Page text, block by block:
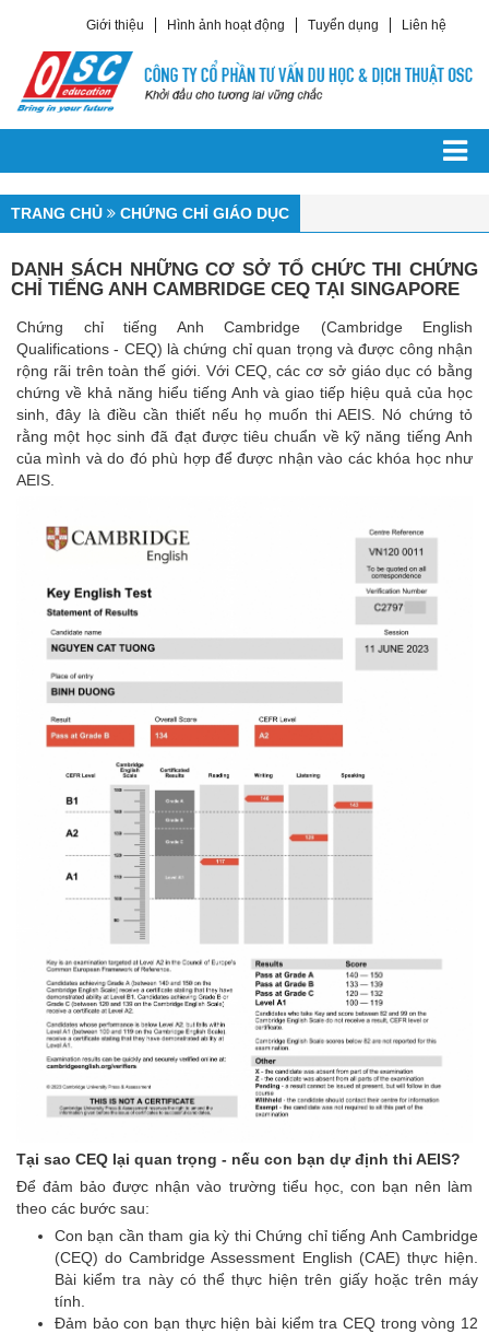
Giới thiệu Hình ảnh hoạt động Tuyển dụng Liên hệ
TRANG CHỦ CHỨNG CHỈ GIÁO DỤC
DANH SÁCH NHỮNG CƠ SỞ TỔ CHỨC THI CHỨNG
CHỈ TIẾNG ANH CAMBRIDGE CEQ TẠI SINGAPORE
Chứng chỉ tiếng Anh Cambridge (Cambridge English
Qualifications - CEQ) là chứng chỉ quan trọng và được công nhận
rộng rãi trên toàn thế giới. Với CEQ, các cơ sở giáo dục có bằng
chứng về khả năng hiểu tiếng Anh và giao tiếp hiệu quả của học
sinh, đây là điều cần thiết nếu họ muốn thi AEIS. Nó chứng tỏ
rằng một học sinh đã đạt được tiêu chuẩn về kỹ năng tiếng Anh
của mình và do đó phù hợp để được nhận vào các khóa học như
AEIS.
Tại sao CEQ lại quan trọng - nếu con bạn dự định thi AEIS?
Để đảm bảo được nhận vào trường tiểu học, con bạn nên làm
theo các bước sau:
Con bạn cần tham gia kỳ thi Chứng chỉ tiếng Anh Cambridge
(CEQ) do Cambridge Assessment English (CAE) thực hiện.
Bài kiểm tra này có thể thực hiện trên giấy hoặc trên máy
tính.
Đảm bảo con bạn thực hiện bài kiểm tra CEQ trong vòng 12
TRANG CHỦ
Du Học Châu Á
Du Học Hàn Quốc
Du Học Trung Quốc
Du Học Philippines
Du Học Đài Loan
Du Học Nhật Bản
Du Học Châu Âu
Du Học Ailen
Du Học Hà Lan
Du Học Pháp
Du Học Đan Mạch
Du Học Anh
Du Học Châu Phi
Du Học Nam Phi
Du Học Châu Úc
Du Học Newzealand
Du Học Úc
Du Học Châu Mỹ
Du Học Canada
Du Học Mỹ
LUYỆN THI CÔNG LẬP
SINGAPORE
Học Mẫu Giáo
Kindergarten Ở Singapore
Luyện Thi A Level
Luyện Thi O Level
Luyện Thi Hệ Trung Học
Secondary
Luyện Thi Hệ Tiểu Học
Primary
GIÁO DỤC SINGAPORE